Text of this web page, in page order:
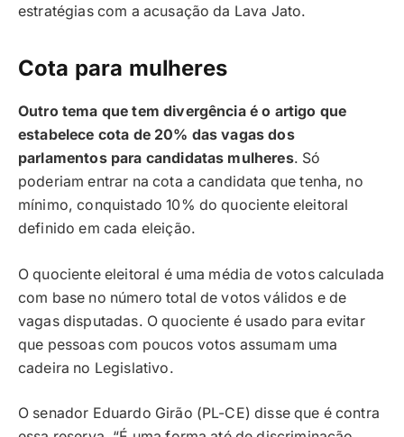
estratégias com a acusação da Lava Jato.
Cota para mulheres
Outro tema que tem divergência é o artigo que
estabelece cota de 20% das vagas dos
parlamentos para candidatas mulheres. Só
poderiam entrar na cota a candidata que tenha, no
mínimo, conquistado 10% do quociente eleitoral
definido em cada eleição.
O quociente eleitoral é uma média de votos calculada
com base no número total de votos válidos e de
vagas disputadas. O quociente é usado para evitar
que pessoas com poucos votos assumam uma
cadeira no Legislativo.
O senador Eduardo Girão (PL-CE) disse que é contra